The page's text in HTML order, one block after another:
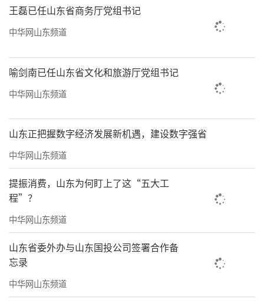
宅产品。谁抓住了人民群众对改善居住条件的
新期待，谁就能在品质竞争时代把握先机、赢
（来源：新华社）
王磊已任山东省商务厅党组书记
中华网山东频道
喻剑南已任山东省文化和旅游厅党组书记
中华网山东频道
山东正把握数字经济发展新机遇，建设数字强省
中华网山东频道
提振消费，山东为何盯上了这“五大工
程”？
中华网山东频道
山东省委外办与山东国投公司签署合作备
忘录
中华网山东频道